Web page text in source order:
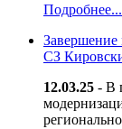
Подробнее...
Завершение
СЗ
12.03.25 - В